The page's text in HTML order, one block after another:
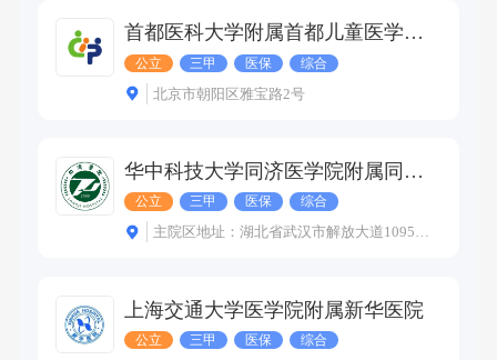
首都医科大学附属首都儿童医学中心
公立 三甲 医保 综合
北京市朝阳区雅宝路2号
华中科技大学同济医学院附属同济医院
公立 三甲 医保 综合
主院区地址：湖北省武汉市解放大道1095号 光谷院区地址：武汉市东湖新技术开发区高新大道501号 中法新城院区地址：武汉市蔡甸区新天大道288号
上海交通大学医学院附属新华医院
公立 三甲 医保 综合